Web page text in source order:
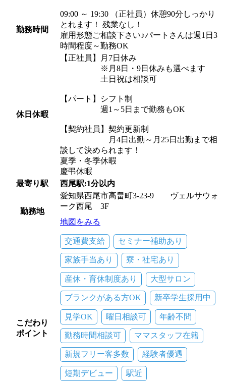
勤務時間
09:00 ～ 19:30 （正社員）休憩90分しっかり
とれます！ 残業なし！
雇用形態ご相談下さい♪パートさんは週1日3
時間程度～勤務OK
休日休暇
【正社員】月7日休み
※月8日・9日休みも選べます
土日祝は相談可
【パート】シフト制
週1～5日まで勤務もOK
【契約社員】契約更新制
月4日出勤～月25日出勤まで相
談して決められます！
夏季・冬季休暇
慶弔休暇
最寄り駅
西尾駅:1分以内
勤務地
愛知県西尾市高畠町3-23-9 ヴェルサウォ
ーク西尾 3F
地図をみる
こだわり
ポイント
交通費支給 セミナー補助あり
家族手当あり 寮・社宅あり
産休・育休制度あり 大型サロン
ブランクがある方OK 新卒学生採用中
見学OK 曜日相談可 年齢不問
勤務時間相談可 ママスタッフ在籍
新規フリー客多数 経験者優遇
短期デビュー 駅近